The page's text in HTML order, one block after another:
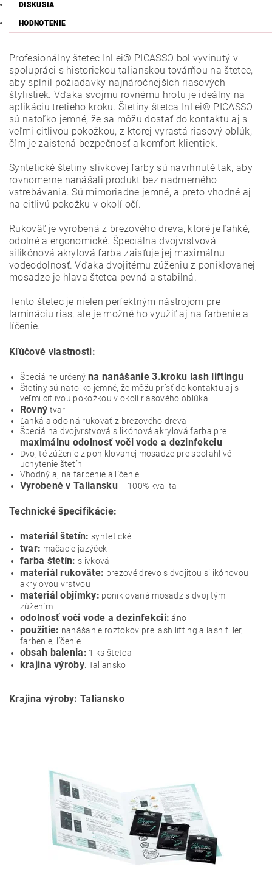
DISKUSIA
HODNOTENIE
Profesionálny štetec InLei® PICASSO bol vyvinutý v
spolupráci s historickou talianskou továrňou na štetce,
aby splnil požiadavky najnáročnejších riasových
štylistiek. Vďaka svojmu rovnému hrotu je ideálny na
aplikáciu tretieho kroku. Štetiny štetca InLei® PICASSO
sú natoľko jemné, že sa môžu dostať do kontaktu aj s
veľmi citlivou pokožkou, z ktorej vyrastá riasový oblúk,
čím je zaistená bezpečnosť a komfort klientiek.
Syntetické štetiny slivkovej farby sú navrhnuté tak, aby
rovnomerne nanášali produkt bez nadmerného
vstrebávania. Sú mimoriadne jemné, a preto vhodné aj
na citlivú pokožku v okolí očí.
Rukoväť je vyrobená z brezového dreva, ktoré je ľahké,
odolné a ergonomické. Špeciálna dvojvrstvová
silikónová akrylová farba zaisťuje jej maximálnu
vodeodolnosť. Vďaka dvojitému zúženiu z poniklovanej
mosadze je hlava štetca pevná a stabilná.
Tento štetec je nielen perfektným nástrojom pre
lamináciu rias, ale je možné ho využiť aj na farbenie a
líčenie.
Kľúčové vlastnosti:
Špeciálne určenýna nanášanie 3.kroku lash liftingu
Štetiny sú natoľko jemné, že môžu prísť do kontaktu aj s
veľmi citlivou pokožkou v okolí riasového oblúka
Rovný tvar
Ľahká a odolná rukoväť z brezového dreva
Špeciálna dvojvrstvová silikónová akrylová farba pre
maximálnu odolnosť voči vode a dezinfekciu
Dvojité zúženie z poniklovanej mosadze pre spoľahlivé
uchytenie štetín
Vhodný aj na farbenie a líčenie
Vyrobené v Taliansku – 100% kvalita
Technické špecifikácie:
materiál štetín: syntetické
tvar: mačacie jazýček
farba štetín: slivková
materiál rukoväte: brezové drevo s dvojitou silikónovou
akrylovou vrstvou
materiál objímky: poniklovaná mosadz s dvojitým
zúžením
odolnosť voči vode a dezinfekcii: áno
použitie: nanášanie roztokov pre lash lifting a lash filler,
farbenie, líčenie
obsah balenia: 1 ks štetca
krajina výroby: Taliansko
Krajina výroby: Taliansko